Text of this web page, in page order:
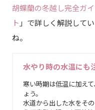
胡蝶蘭の冬越し完全ガ
ト 」で詳しく解説して
ね。
水やり時の水温にも
寒い時期は低温に加え
ょう。
水道から出した水をそ